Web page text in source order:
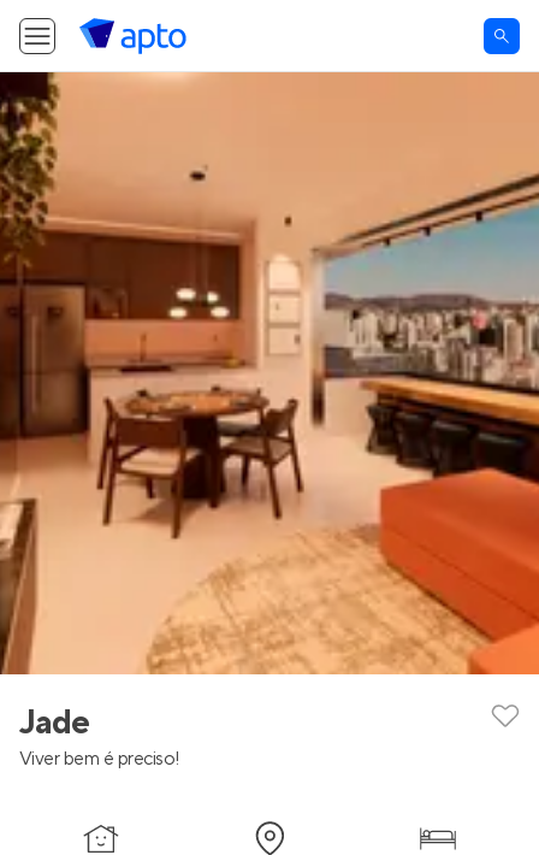
Jade
Viver bem é preciso!